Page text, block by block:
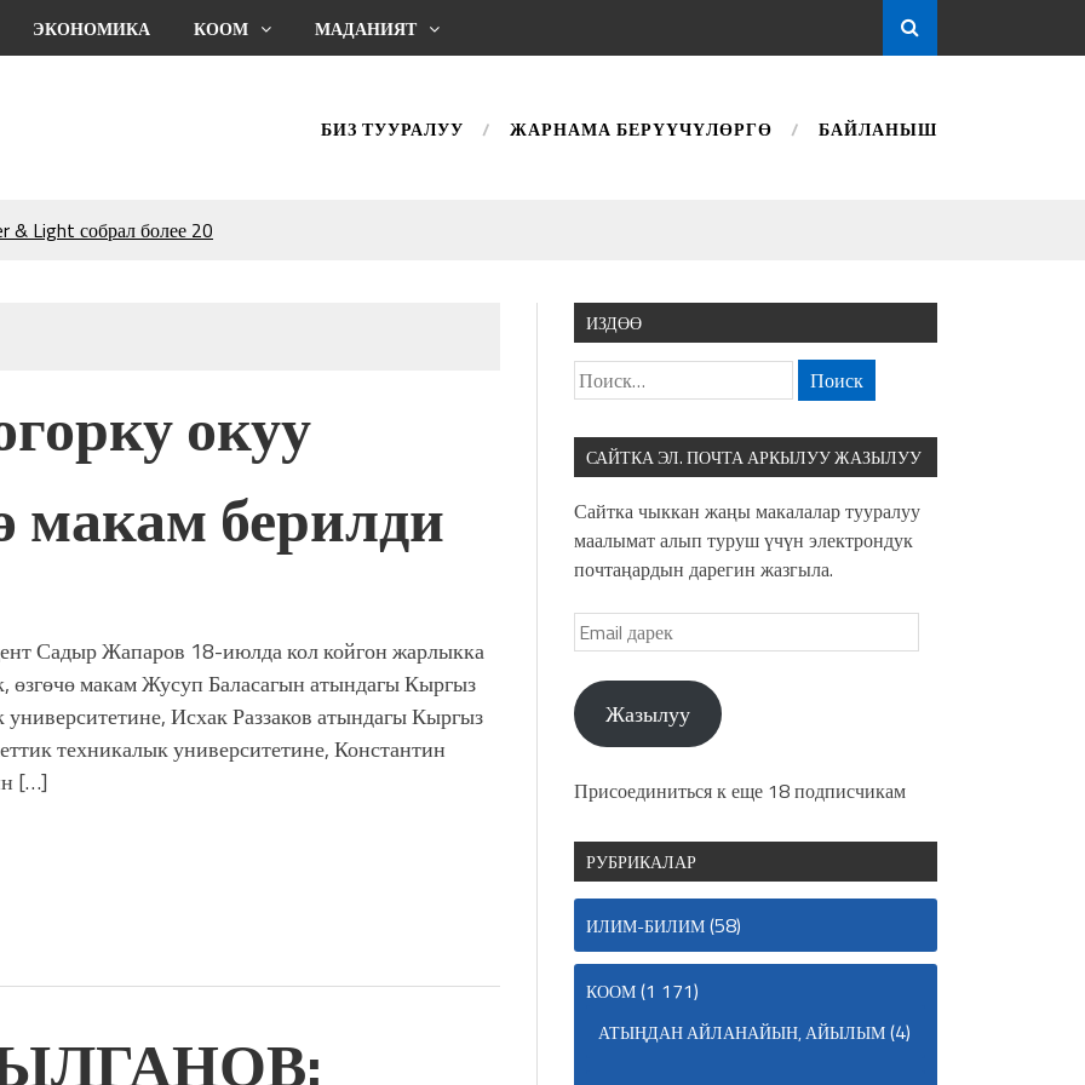
ЭКОНОМИКА КООМ МАДАНИЯТ
БИЗ ТУУРАЛУУ ЖАРНАМА БЕРҮҮЧҮЛӨРГӨ БАЙЛАНЫШ
& Light собрал более 20
шоу
Park
сыймык жана чоң
адабият алпы чыгыш
Мээрим Мураталиева
Видео)
Тоо” журналынын
Видео)
ТҮБӨЛҮК СИМВОЛУ
фонтанды көрүү үчүн
окуу
макам берилди
Садыр Жапаров 18-июлда кол койгон жарлыкка
өзгөчө макам Жусуп Баласагын атындагы Кыргыз
университетине, Исхак Раззаков атындагы Кыргыз
техникалык университетине, Константин
[…]
ИЗДӨӨ
САЙТКА ЭЛ. ПОЧТА АРКЫЛУУ ЖАЗЫЛУУ
Сайтка чыккан жаңы макалалар тууралуу
маалымат алып туруш үчүн электрондук
почтаңардын дарегин жазгыла.
Жазылуу
Присоединиться к еще 18 подписчикам
РУБРИКАЛАР
ИЛИМ-БИЛИМ(58)
КООМ(1 171)
АТЫҢДАН АЙЛАНАЙЫН, АЙЫЛЫМ(4)